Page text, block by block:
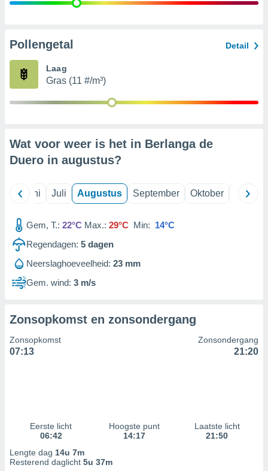
Pollengetal Detail
Laag
Gras (11 #/m³)
Wat voor weer is het in Berlanga de
Duero in augustus?
Juni Juli Augustus September Oktober
Gem, T.: 22°C Max.: 29°C Min: 14°C
Regendagen: 5 dagen
Neerslaghoeveelheid: 23 mm
Gem. wind: 3 m/s
Zonsopkomst en zonsondergang
Zonsopkomst
07:13
Zonsondergang
21:20
Eerste licht
06:42
Hoogste punt
14:17
Laatste licht
21:50
Lengte dag 14u 7m
Resterend daglicht 5u 37m